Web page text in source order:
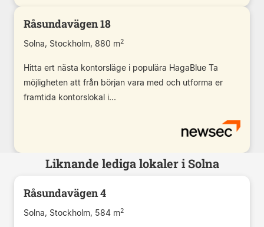
Råsundavägen 18
Solna, Stockholm, 880 m2
Hitta ert nästa kontorsläge i populära HagaBlue Ta
möjligheten att från början vara med och utforma er
framtida kontorslokal i...
Liknande lediga lokaler i Solna
Råsundavägen 4
Solna, Stockholm, 584 m2